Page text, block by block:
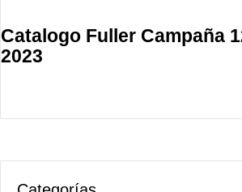
Catalogo Fuller Campaña
2023